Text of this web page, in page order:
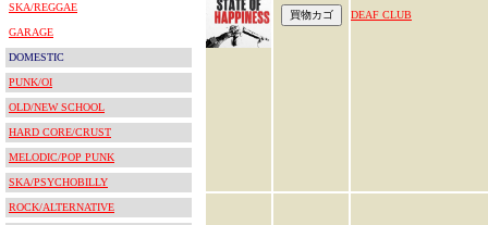
SKA/REGGAE
GARAGE
DOMESTIC
PUNK/OI
OLD/NEW SCHOOL
HARD CORE/CRUST
MELODIC/POP PUNK
SKA/PSYCHOBILLY
ROCK/ALTERNATIVE
DEAF CLUB